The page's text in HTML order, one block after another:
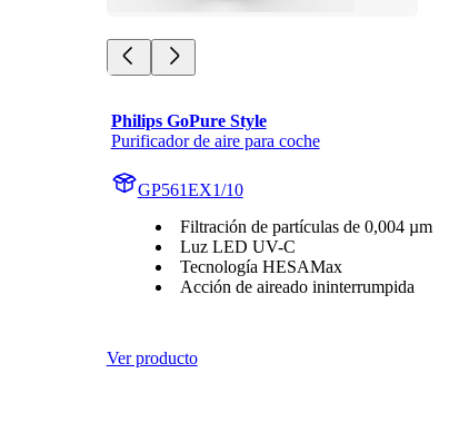
Philips GoPure Style
Purificador de aire para coche
GP561EX1/10
Filtración de partículas de 0,004 µm
Luz LED UV-C
Tecnología HESAMax
Acción de aireado ininterrumpida
Ver producto